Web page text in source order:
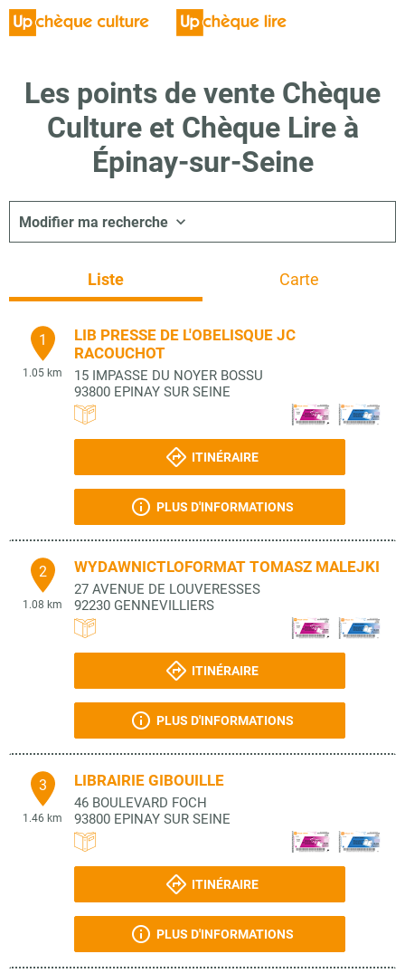
Les points de vente Chèque
Culture et Chèque Lire à
Épinay-sur-Seine
Modifier ma recherche
Liste Carte
1
1.05 km
LIB PRESSE DE L'OBELISQUE JC
RACOUCHOT
15 IMPASSE DU NOYER BOSSU
93800 EPINAY SUR SEINE
ITINÉRAIRE
PLUS D'INFORMATIONS
2
1.08 km
WYDAWNICTLOFORMAT TOMASZ MALEJKI
27 AVENUE DE LOUVERESSES
92230 GENNEVILLIERS
ITINÉRAIRE
PLUS D'INFORMATIONS
3
1.46 km
LIBRAIRIE GIBOUILLE
46 BOULEVARD FOCH
93800 EPINAY SUR SEINE
ITINÉRAIRE
PLUS D'INFORMATIONS